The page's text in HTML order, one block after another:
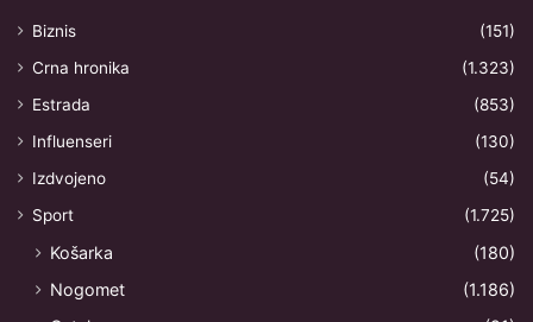
Biznis
(151)
Crna hronika
(1.323)
Estrada
(853)
Influenseri
(130)
Izdvojeno
(54)
Sport
(1.725)
Košarka
(180)
Nogomet
(1.186)